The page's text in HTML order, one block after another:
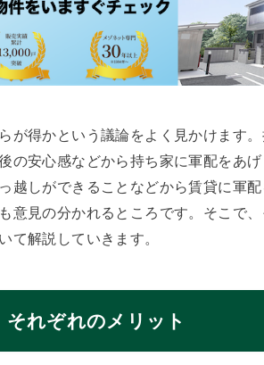
が得かという議論をよく見かけます
の安心感などから持ち家に軍配をあ
越しができることなどから賃貸に軍
意見の分かれるところです。そこで
て解説していきます。
それぞれのメリット